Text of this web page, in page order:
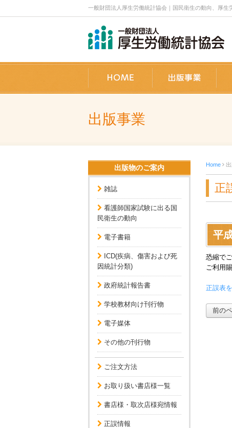
一般財団法人厚生労働統計協会｜国民衛生の動向、厚
ホーム 出版
出版事業
出版物のご案内
雑誌
看護師国家試験に出る国
民衛生の動向
電子書籍
ICD(疾病、傷害および死
因統計分類)
政府統計報告書
学校教材向け刊行物
電子媒体
その他の刊行物
ご注文方法
お取り扱い書店様一覧
書店様・取次店様宛情報
正誤情報
Home
正
平
恐縮で
ご利用
正誤表
前の